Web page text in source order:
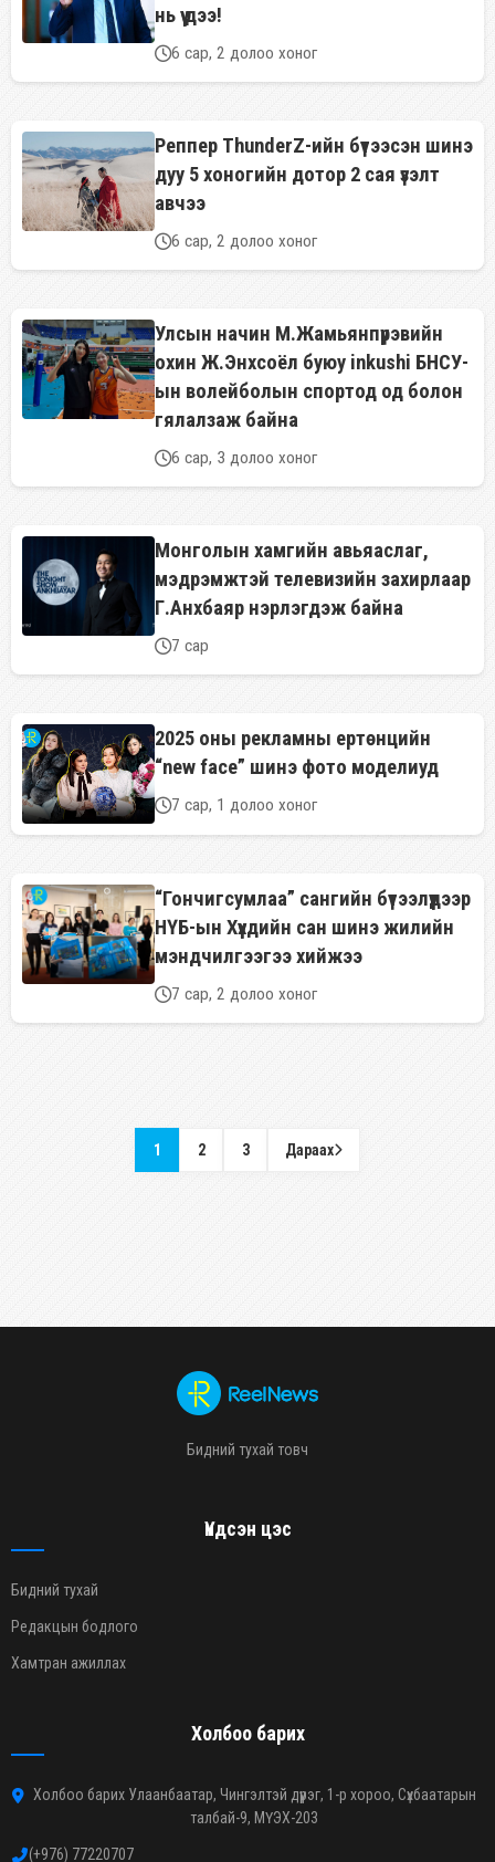
нь үү дээ!
6 сар, 2 долоо хоног
Реппер ThunderZ-ийн бүтээсэн шинэ
дуу 5 хоногийн дотор 2 сая үзэлт
авчээ
6 сар, 2 долоо хоног
Улсын начин М.Жамьянпүрэвийн
охин Ж.Энхсоёл буюу inkushi БНСУ-
ын волейболын спортод од болон
гялалзаж байна
6 сар, 3 долоо хоног
Монголын хамгийн авьяаслаг,
мэдрэмжтэй телевизийн захирлаар
Г.Анхбаяр нэрлэгдэж байна
7 сар
2025 оны рекламны ертөнцийн
“new face” шинэ фото моделиуд
7 сар, 1 долоо хоног
“Гончигсумлаа” сангийн бүтээлүүдээр
НҮБ-ын Хүүхдийн сан шинэ жилийн
мэндчилгээгээ хийжээ
7 сар, 2 долоо хоног
1 2 3 Дараах
Бидний тухай товч
Үндсэн цэс
Бидний тухай
Редакцын бодлого
Хамтран ажиллах
Холбоо барих
Холбоо барих Улаанбаатар, Чингэлтэй дүүрэг, 1-р хороо, Сүхбаатарын
талбай-9, МҮЭХ-203
(+976) 77220707